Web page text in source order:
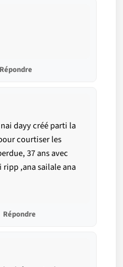
Répondre
dayy créé parti la
courtiser les
37 ans avec
ripp ,ana sailale ana
Répondre